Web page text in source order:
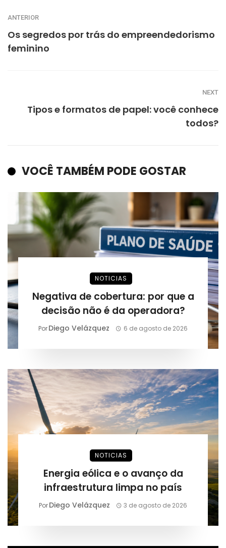
ANTERIOR
Os segredos por trás do empreendedorismo
feminino
NEXT
Tipos e formatos de papel: você conhece
todos?
VOCÊ TAMBÉM PODE GOSTAR
NOTICIAS
Negativa de cobertura: por que a
decisão não é da operadora?
PorDiego Velázquez 6 de agosto de 2026
NOTICIAS
Energia eólica e o avanço da
infraestrutura limpa no país
PorDiego Velázquez 3 de agosto de 2026